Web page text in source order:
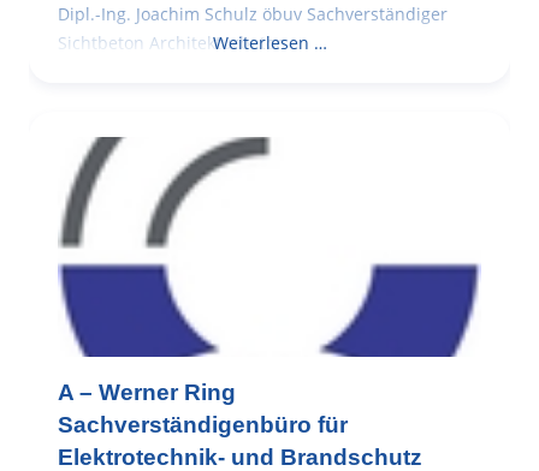
Dipl.-Ing. Joachim Schulz öbuv Sachverständiger
Sichtbeton Architekturbeton
Weiterlesen …
A – Werner Ring
Sachverständigenbüro für
Elektrotechnik- und Brandschutz